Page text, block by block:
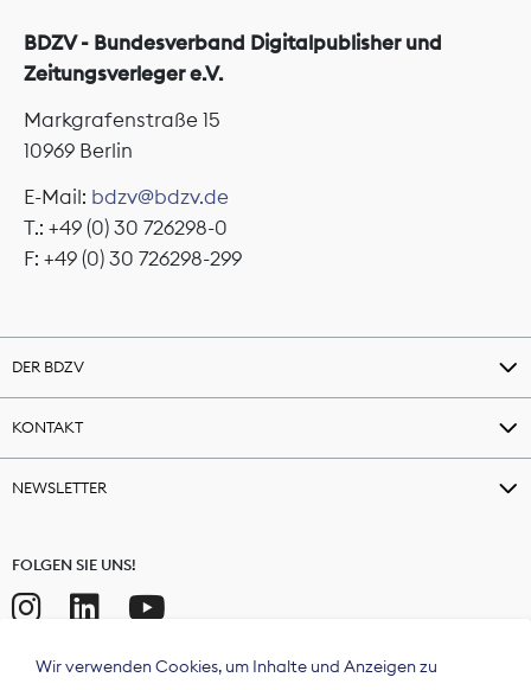
BDZV - Bundesverband Digitalpublisher und
Zeitungsverleger e.V.
Markgrafenstraße 15
10969 Berlin
E-Mail: bdzv@bdzv.de
T.: +49 (0) 30 726298-0
F: +49 (0) 30 726298-299
DER BDZV
KONTAKT
NEWSLETTER
FOLGEN SIE UNS!
Wir verwenden Cookies, um Inhalte und Anzeigen zu